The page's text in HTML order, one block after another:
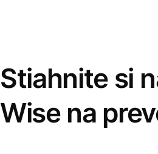
Stiahnite si
Wise na